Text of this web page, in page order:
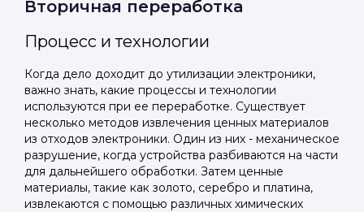
Вторичная переработка
Процесс и технологии
Когда дело доходит до утилизации электроники,
важно знать, какие процессы и технологии
используются при ее переработке. Существует
несколько методов извлечения ценных материалов
из отходов электроники. Один из них - механическое
разрушение, когда устройства разбиваются на части
для дальнейшего обработки. Затем ценные
материалы, такие как золото, серебро и платина,
извлекаются с помощью различных химических